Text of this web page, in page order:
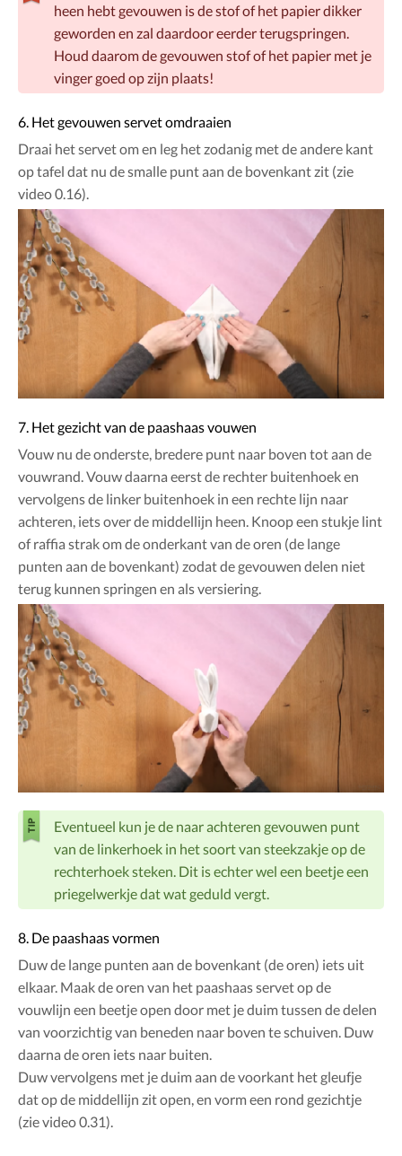
heen hebt gevouwen is de stof of het papier dikker
geworden en zal daardoor eerder terugspringen.
Houd daarom de gevouwen stof of het papier met je
vinger goed op zijn plaats!
6. Het gevouwen servet omdraaien
Draai het servet om en leg het zodanig met de andere kant
op tafel dat nu de smalle punt aan de bovenkant zit (zie
video 0.16).
7. Het gezicht van de paashaas vouwen
Vouw nu de onderste, bredere punt naar boven tot aan de
vouwrand. Vouw daarna eerst de rechter buitenhoek en
vervolgens de linker buitenhoek in een rechte lijn naar
achteren, iets over de middellijn heen. Knoop een stukje lint
of raffia strak om de onderkant van de oren (de lange
punten aan de bovenkant) zodat de gevouwen delen niet
terug kunnen springen en als versiering.
Eventueel kun je de naar achteren gevouwen punt
van de linkerhoek in het soort van steekzakje op de
rechterhoek steken. Dit is echter wel een beetje een
priegelwerkje dat wat geduld vergt.
8. De paashaas vormen
Duw de lange punten aan de bovenkant (de oren) iets uit
elkaar. Maak de oren van het paashaas servet op de
vouwlijn een beetje open door met je duim tussen de delen
van voorzichtig van beneden naar boven te schuiven. Duw
daarna de oren iets naar buiten.
Duw vervolgens met je duim aan de voorkant het gleufje
dat op de middellijn zit open, en vorm een rond gezichtje
(zie video 0.31).